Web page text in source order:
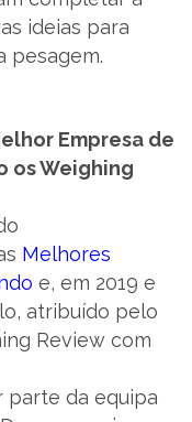
ideias para
pesagem.
Empresa de
os Weighing
Melhores
e, em 2019 e
atribuído pelo
Review com
parte da equipa